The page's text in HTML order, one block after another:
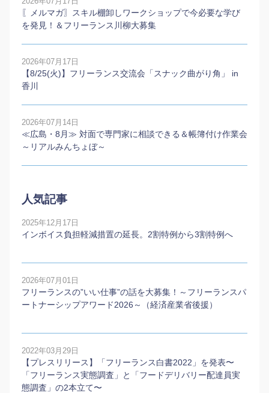
〖メルマガ〗スキル棚卸しワークショップで今必要な学び
を発見！＆フリーランス川柳大募集
2026年07月17日
【8/25(火)】フリーランス交流会「スナック曲がり角」 in
香川
2026年07月14日
≪広島・8月≫ 対面で専門家に相談できる＆帳簿付け作業会
～リアルみんちょぼ～
人気記事
2025年12月17日
インボイス負担軽減措置の延長。2割特例から3割特例へ
2026年07月01日
フリーランスの”いい仕事”の話を大募集！～フリーランスパ
ートナーシップアワード2026～（経済産業省後援）
2022年03月29日
【プレスリリース】「フリーランス白書2022」を発表〜
「フリーランス実態調査」と「フードデリバリー配達員実
態調査」の2本⽴て〜